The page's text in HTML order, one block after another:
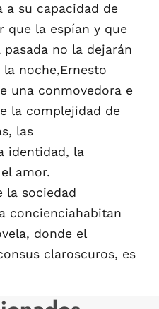
a su capacidad de
que la espían y que
no la dejarán
la noche,Ernesto
una conmovedora e
la complejidad de
las
identidad, la
amor.
la sociedad
concienciahabitan
donde el
claroscuros, es